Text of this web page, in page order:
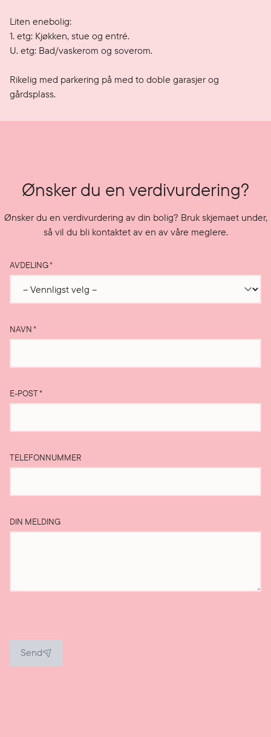
Liten enebolig:
1. etg: Kjøkken, stue og entré.
U. etg: Bad/vaskerom og soverom.
Rikelig med parkering på med to doble garasjer og
gårdsplass.
Ønsker du en verdivurdering?
Ønsker du en verdivurdering av din bolig? Bruk skjemaet under,
så vil du bli kontaktet av en av våre meglere.
AVDELING*
NAVN*
E-POST*
TELEFONNUMMER
DIN MELDING
Send